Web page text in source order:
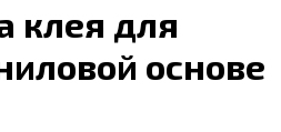
клея для
основе